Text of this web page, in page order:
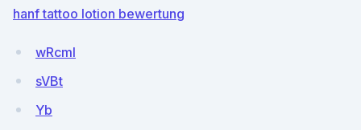
hanf tattoo lotion bewertung
wRcml
sVBt
Yb